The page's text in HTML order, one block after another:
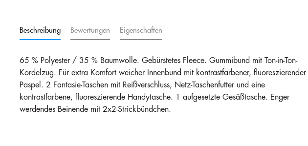
Beschreibung Bewertungen Eigenschaften
65 % Polyester / 35 % Baumwolle. Gebürstetes Fleece. Gummibund mit Ton-in-Ton-
Kordelzug. Für extra Komfort weicher Innenbund mit kontrastfarbener, fluoreszierender
Paspel. 2 Fantasie-Taschen mit Reißverschluss, Netz-Taschenfutter und eine
kontrastfarbene, fluoreszierende Handytasche. 1 aufgesetzte Gesäßtasche. Enger
werdendes Beinende mit 2x2-Strickbündchen.